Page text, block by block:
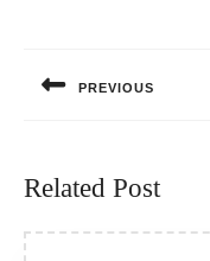
записям
PREVIOUS
Related Post